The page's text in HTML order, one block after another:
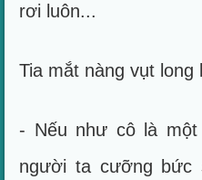
rơi luôn...
Tia mắt nàng vụt
- Nếu như cô là
người ta cưỡng bức